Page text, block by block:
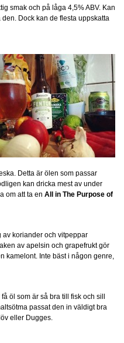
smak och på låga 4,5% ABV. Kan
Dock kan de flesta uppskatta
Detta är ölen som passar
kan dricka mest av under
om att ta en All in The Purpose of
av koriander och vitpeppar
av apelsin och grapefrukt gör
kamelont. Inte bäst i någon genre,
öl som är så bra till fisk och sill
passat den in väldigt bra
eller Dugges.